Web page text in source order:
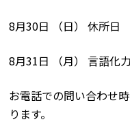
8月30日 （日） 休所日
8月31日 （月） 言語化
お電話での問い合わせ
ります。